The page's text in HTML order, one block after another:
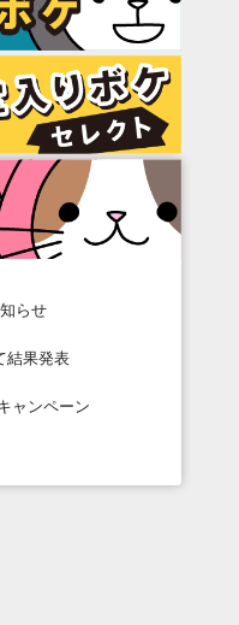
らせ
結果発表
ャンペーン